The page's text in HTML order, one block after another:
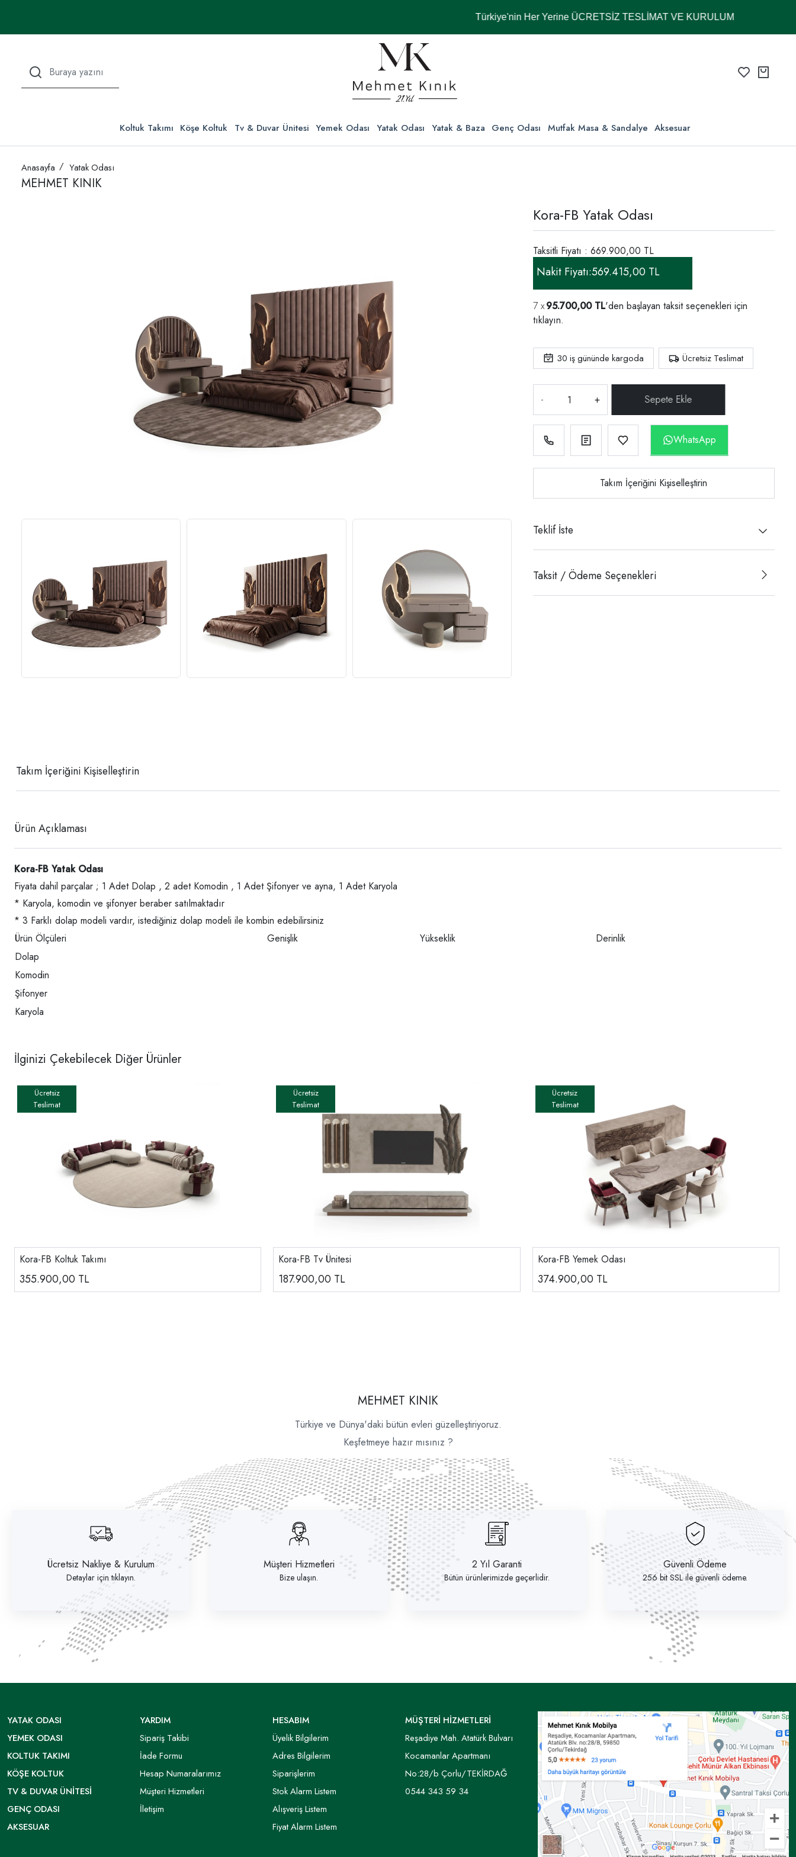
Türkiye'nin Her Yerine ÜCRETSİZ TESLİMAT VE KURULUM
Koltuk Takımı Köşe Koltuk Tv & Duvar Ünitesi Yemek Odası Yatak Odası Yatak & Baza Genç Odası Mutfak Masa & Sandalye Aksesuar
Anasayfa Yatak Odası
MEHMET KINIK
Kora-FB Yatak Odası
Taksitli Fiyatı : 669.900,00 TL
Nakit Fiyatı:569.415,00 TL
95.700,00 TL'den başlayan taksit seçenekleri için
tıklayın.
30 iş gününde kargoda Ücretsiz Teslimat
- +
WhatsApp
Takım İçeriğini Kişiselleştirin
Teklif İste
Taksit / Ödeme Seçenekleri
Takım İçeriğini Kişiselleştirin
Ürün Açıklaması
Kora-FB Yatak Odası
Fiyata dahil parçalar ; 1 Adet Dolap , 2 adet Komodin , 1 Adet Şifonyer ve ayna, 1 Adet Karyola
* Karyola, komodin ve şifonyer beraber satılmaktadır
* 3 Farklı dolap modeli vardır, istediğiniz dolap modeli ile kombin edebilirsiniz
Ürün Ölçüleri
Genişlik Yükseklik
Derinlik
Dolap
Komodin
Şifonyer
Karyola
İlginizi Çekebilecek Diğer Ürünler
Kora-FB Koltuk Takımı
355.900,00 TL
Kora-FB Tv Ünitesi
187.900,00 TL
Kora-FB Yemek Odası
374.900,00 TL
MEHMET KINIK
Türkiye ve Dünya'daki bütün evleri güzelleştiriyoruz.
Keşfetmeye hazır mısınız ?
Ücretsiz Nakliye & Kurulum
Detaylar için tıklayın.
Müşteri Hizmetleri
Bize ulaşın.
2 Yıl Garanti
Bütün ürünlerimizde geçerlidir.
Güvenli Ödeme
256 bit SSL ile güvenli ödeme.
YATAK ODASI
YEMEK ODASI
KOLTUK TAKIMI
KÖŞE KOLTUK
TV & DUVAR ÜNITESI
GENÇ ODASI
AKSESUAR
YARDIM
Sipariş Takibi
İade Formu
Hesap Numaralarımız
Müşteri Hizmetleri
İletişim
HESABIM
Üyelik Bilgilerim
Adres Bilgilerim
Siparişlerim
Stok Alarm Listem
Alışveriş Listem
Fiyat Alarm Listem
MÜŞTERİ HİZMETLERİ
Reşadiye Mah. Atatürk Bulvarı
Kocamanlar Apartmanı
No:28/b Çorlu/TEKİRDAĞ
0544 343 59 34